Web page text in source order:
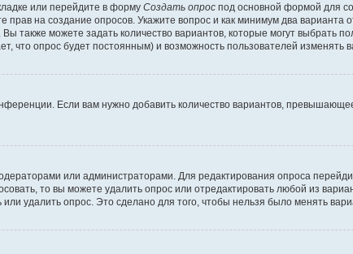
или перейдите в форму Создать опрос под основной формой для
на создание опросов. Укажите вопрос и как минимум два варианта
также можете задать количество вариантов, которые могут выбрать
опрос будет постоянным) и возможность пользователей изменять
Если вам нужно добавить количество вариантов,
или администраторами. Для редактирования опроса
то вы можете удалить опрос или отредактировать любой из
удалить опрос. Это сделано для того, чтобы нельзя было менять